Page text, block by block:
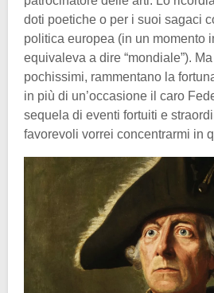
doti poetiche o per i suoi sagaci
politica europea (in un momento
equivaleva a dire “mondiale”).
pochissimi, rammentano la
in più di un’occasione il caro
sequela di eventi fortuiti e
favorevoli vorrei concentrarmi in